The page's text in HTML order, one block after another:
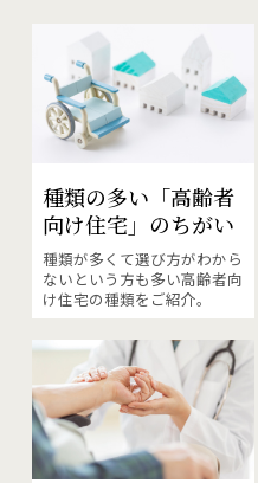
種類の多い「高齢者
向け住宅」 のちがい
種類が多くて選び方がわから
ないという方も多い高齢者向
け住宅の種類をご紹介。